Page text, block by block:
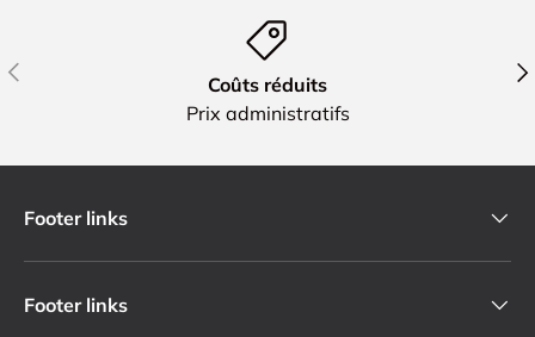
Précédent
Coûts réduits
Prix administratifs
Footer links
Footer links